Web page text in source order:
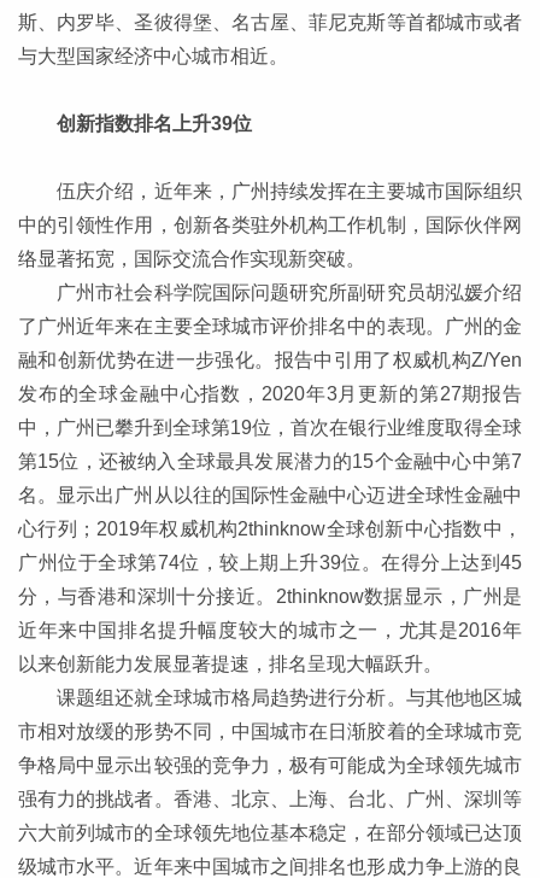
斯、内罗毕、圣彼得堡、名古屋、菲尼克斯等首都城市或者
与大型国家经济中心城市相近。
创新指数排名上升39位
伍庆介绍，近年来，广州持续发挥在主要城市国际组织
中的引领性作用，创新各类驻外机构工作机制，国际伙伴网
络显著拓宽，国际交流合作实现新突破。
广州市社会科学院国际问题研究所副研究员胡泓媛介绍
了广州近年来在主要全球城市评价排名中的表现。广州的金
融和创新优势在进一步强化。报告中引用了权威机构Z/Yen
发布的全球金融中心指数，2020年3月更新的第27期报告
中，广州已攀升到全球第19位，首次在银行业维度取得全球
第15位，还被纳入全球最具发展潜力的15个金融中心中第7
名。显示出广州从以往的国际性金融中心迈进全球性金融中
心行列；2019年权威机构2thinknow全球创新中心指数中，
广州位于全球第74位，较上期上升39位。在得分上达到45
分，与香港和深圳十分接近。2thinknow数据显示，广州是
近年来中国排名提升幅度较大的城市之一，尤其是2016年
以来创新能力发展显著提速，排名呈现大幅跃升。
课题组还就全球城市格局趋势进行分析。与其他地区城
市相对放缓的形势不同，中国城市在日渐胶着的全球城市竞
争格局中显示出较强的竞争力，极有可能成为全球领先城市
强有力的挑战者。香港、北京、上海、台北、广州、深圳等
六大前列城市的全球领先地位基本稳定，在部分领域已达顶
级城市水平。近年来中国城市之间排名也形成力争上游的良